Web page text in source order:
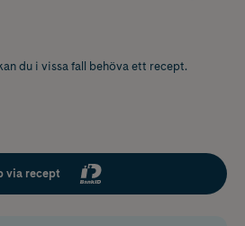
du i vissa fall behöva ett recept.
via recept